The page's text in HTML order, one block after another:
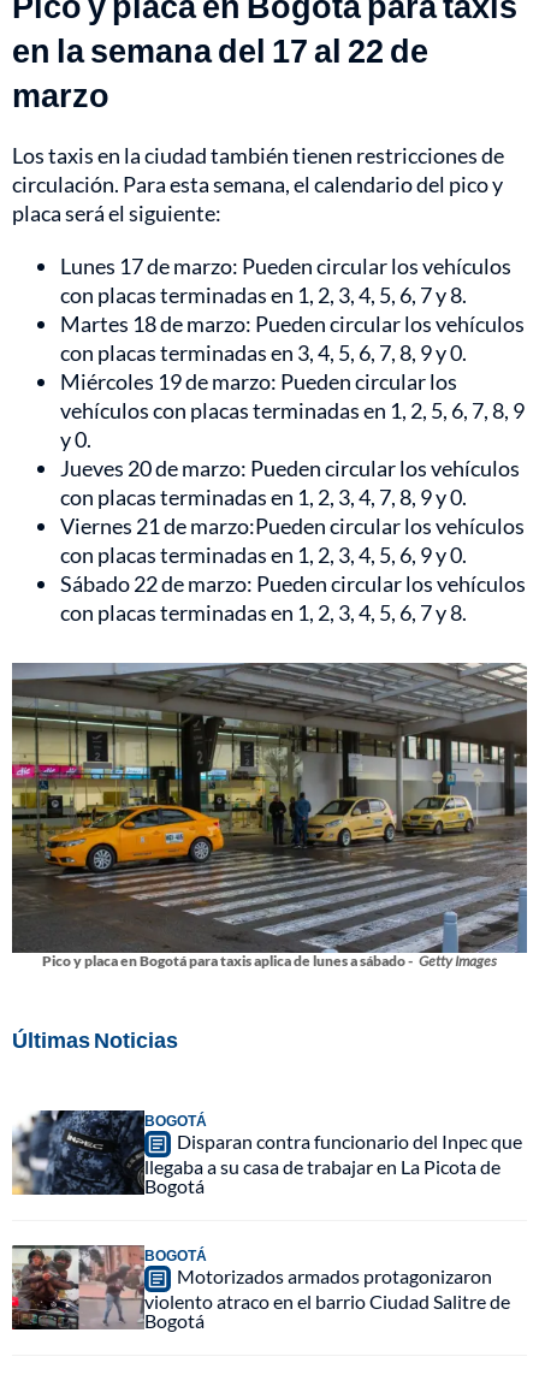
en la semana del 17 al 22 de
marzo
Los taxis en la ciudad también tienen restricciones de
circulación. Para esta semana, el calendario del pico y
placa será el siguiente:
Lunes 17 de marzo: Pueden circular los vehículos
con placas terminadas en 1, 2, 3, 4, 5, 6, 7 y 8.
Martes 18 de marzo: Pueden circular los vehículos
con placas terminadas en 3, 4, 5, 6, 7, 8, 9 y 0.
Miércoles 19 de marzo: Pueden circular los
vehículos con placas terminadas en 1, 2, 5, 6, 7, 8, 9
y 0.
Jueves 20 de marzo: Pueden circular los vehículos
con placas terminadas en 1, 2, 3, 4, 7, 8, 9 y 0.
Viernes 21 de marzo:Pueden circular los vehículos
con placas terminadas en 1, 2, 3, 4, 5, 6, 9 y 0.
Sábado 22 de marzo: Pueden circular los vehículos
con placas terminadas en 1, 2, 3, 4, 5, 6, 7 y 8.
Pico y placa en Bogotá para taxis aplica de lunes a sábado - Getty Images
Últimas Noticias
BOGOTÁ
Disparan contra funcionario del Inpec que
llegaba a su casa de trabajar en La Picota de
Bogotá
BOGOTÁ
Motorizados armados protagonizaron
violento atraco en el barrio Ciudad Salitre de
Bogotá